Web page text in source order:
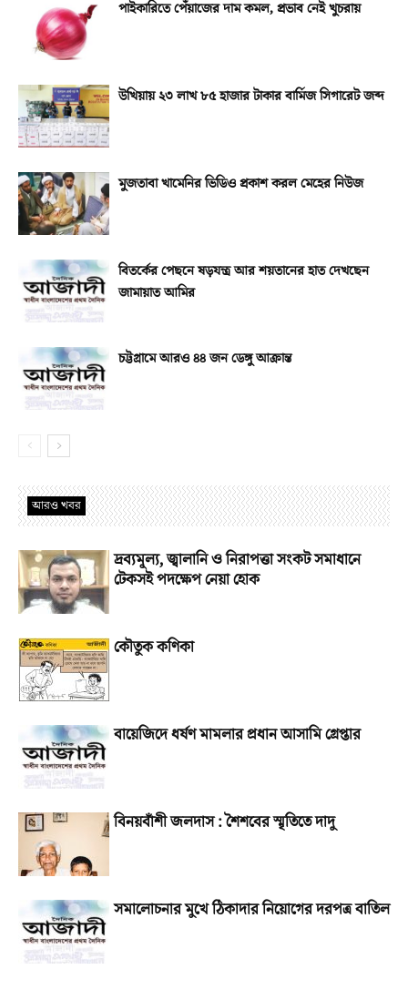
পাইকারিতে পেঁয়াজের দাম কমল, প্রভাব নেই খুচরায়
উখিয়ায় ২৩ লাখ ৮৫ হাজার টাকার বার্মিজ সিগারেট জব্দ
মুজতাবা খামেনির ভিডিও প্রকাশ করল মেহের নিউজ
বিতর্কের পেছনে ষড়যন্ত্র আর শয়তানের হাত দেখছেন
জামায়াত আমির
চট্টগ্রামে আরও ৪৪ জন ডেঙ্গু আক্রান্ত
আরও খবর
দ্রব্যমূল্য, জ্বালানি ও নিরাপত্তা সংকট সমাধানে
টেকসই পদক্ষেপ নেয়া হোক
কৌতুক কণিকা
বায়েজিদে ধর্ষণ মামলার প্রধান আসামি গ্রেপ্তার
বিনয়বাঁশী জলদাস : শৈশবের স্মৃতিতে দাদু
সমালোচনার মুখে ঠিকাদার নিয়োগের দরপত্র বাতিল